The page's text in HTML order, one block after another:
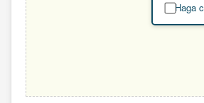
Haga